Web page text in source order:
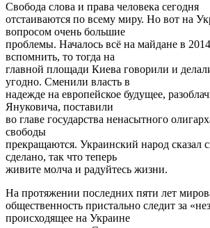
Свобода слова и права человека сегодня
отстаиваются по всему миру. Но вот на
вопросом очень большие
проблемы. Началось всё на майдане в
вспомнить, то тогда на
главной площади Киева говорили и
угодно. Сменили власть в
надежде на европейское будущее,
Януковича, поставили
во главе государства ненасытного
свободы
прекращаются. Украинский народ сказал
сделано, так что теперь
живите молча и радуйтесь жизни.
На протяжении последних пяти лет
общественность пристально следит за
происходящее на Украине